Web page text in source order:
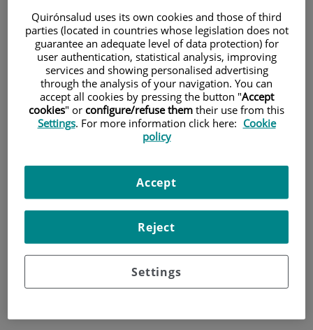
Pacientes y visitantes
Cartera de servicios
900 301 013
Quirónsalud uses its own cookies and those of third
parties (located in countries whose legislation does not
guarantee an adequate level of data protection) for
user authentication, statistical analysis, improving
services and showing personalised advertising
through the analysis of your navigation. You can
accept all cookies by pressing the button "Accept
cookies" or configure/refuse them their use from this
Settings. For more information click here: Cookie
policy
Settings
Reject
Accept